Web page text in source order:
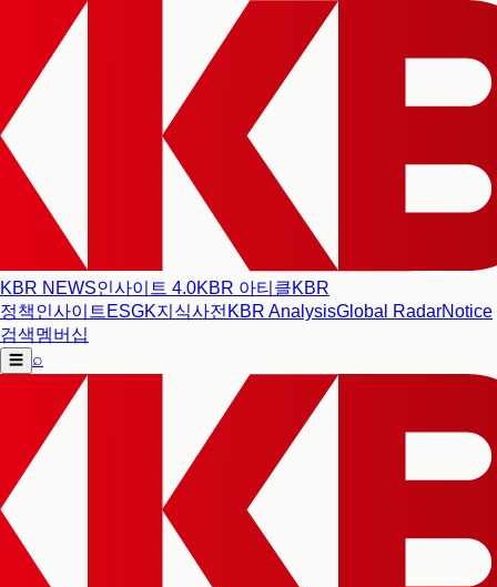
KBR NEWS인사이트 4.0KBR 아티클KBR
정책인사이트 ESGK지식사전 KBR AnalysisGlobal RadarNotice
검색멤버십
☰ ⌕